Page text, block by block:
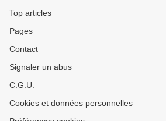
Top articles
Pages
Contact
Signaler un abus
C.G.U.
Cookies et données personnelles